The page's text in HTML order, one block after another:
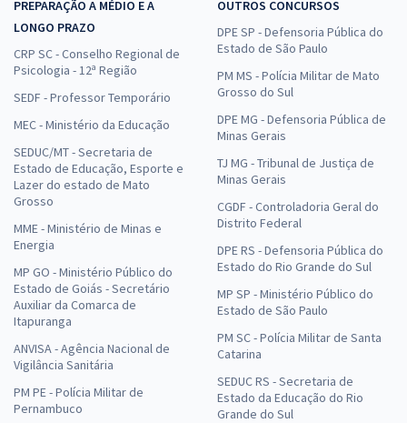
PREPARAÇÃO A MÉDIO E A
LONGO PRAZO
CRP SC - Conselho Regional de
Psicologia - 12ª Região
SEDF - Professor Temporário
MEC - Ministério da Educação
SEDUC/MT - Secretaria de
Estado de Educação, Esporte e
Lazer do estado de Mato
Grosso
MME - Ministério de Minas e
Energia
MP GO - Ministério Público do
Estado de Goiás - Secretário
Auxiliar da Comarca de
Itapuranga
ANVISA - Agência Nacional de
Vigilância Sanitária
PM PE - Polícia Militar de
Pernambuco
OUTROS CONCURSOS
DPE SP - Defensoria Pública do
Estado de São Paulo
PM MS - Polícia Militar de Mato
Grosso do Sul
DPE MG - Defensoria Pública de
Minas Gerais
TJ MG - Tribunal de Justiça de
Minas Gerais
CGDF - Controladoria Geral do
Distrito Federal
DPE RS - Defensoria Pública do
Estado do Rio Grande do Sul
MP SP - Ministério Público do
Estado de São Paulo
PM SC - Polícia Militar de Santa
Catarina
SEDUC RS - Secretaria de
Estado da Educação do Rio
Grande do Sul